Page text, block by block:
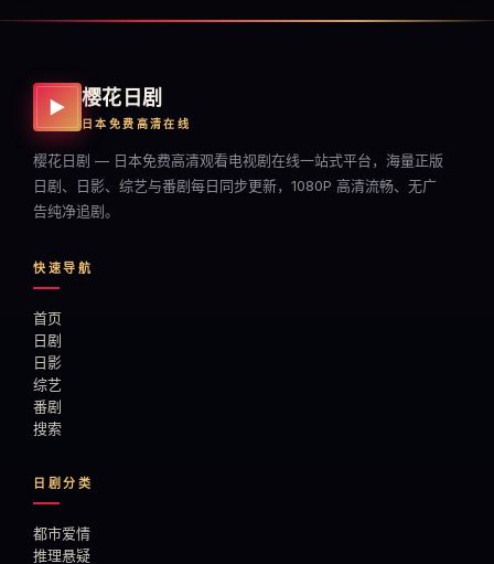
▶ 樱花日剧
日本免费高清在线
樱花日剧 — 日本免费高清观看电视剧在线一站式平台，海量正版
日剧、日影、综艺与番剧每日同步更新，1080P 高清流畅、无广
告纯净追剧。
快速导航
首页
日剧
日影
综艺
番剧
搜索
日剧分类
都市爱情
推理悬疑